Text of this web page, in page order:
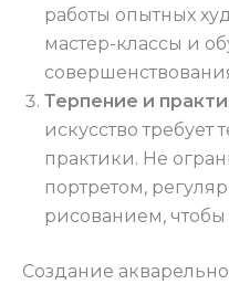
работы опытных
мастер-классы и
Терпение и
искусство
практики. Не
портретом,
рисованием,
Создание